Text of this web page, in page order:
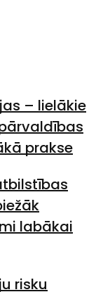
– lielākie
prakse
labākai
risku